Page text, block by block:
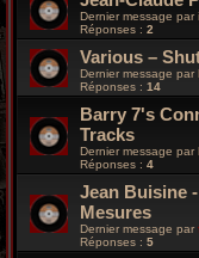
Dernier message par
Réponses : 2
Various –
Dernier message par
Réponses : 14
Barry 7's
Tracks
Dernier message par
Réponses : 4
Jean Buisine
Mesures
Dernier message par
Réponses : 5